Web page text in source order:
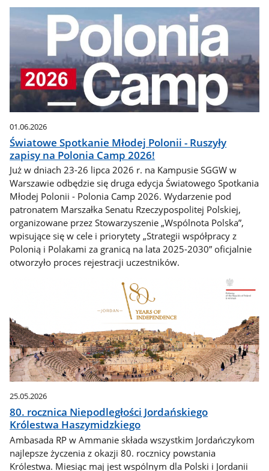
01.06.2026
Światowe Spotkanie Młodej Polonii - Ruszyły
zapisy na Polonia Camp 2026!
Już w dniach 23-26 lipca 2026 r. na Kampusie SGGW w
Warszawie odbędzie się druga edycja Światowego Spotkania
Młodej Polonii - Polonia Camp 2026. Wydarzenie pod
patronatem Marszałka Senatu Rzeczypospolitej Polskiej,
organizowane przez Stowarzyszenie „Wspólnota Polska”,
wpisujące się w cele i priorytety „Strategii współpracy z
Polonią i Polakami za granicą na lata 2025-2030” oficjalnie
otworzyło proces rejestracji uczestników.
25.05.2026
80. rocznica Niepodległości Jordańskiego
Królestwa Haszymidzkiego
Ambasada RP w Ammanie składa wszystkim Jordańczykom
najlepsze życzenia z okazji 80. rocznicy powstania
Królestwa. Miesiąc maj jest wspólnym dla Polski i Jordanii